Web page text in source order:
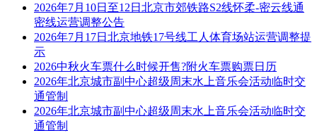
2026年7月10日至12日北京市郊铁路S2线怀柔-密云线通
密线运营调整公告
2026年7月17日北京地铁17号线工人体育场站运营调整提
示
2026中秋火车票什么时候开售?附火车票购票日历
2026年北京城市副中心超级周末水上音乐会活动临时交
通管制
2026年北京城市副中心超级周末水上音乐会活动临时交
通管制